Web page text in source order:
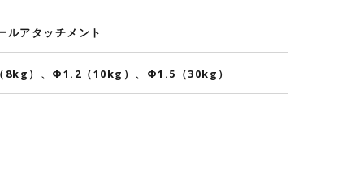
ルアタッチメント
8kg）、Φ1.2（10kg）、Φ1.5（30kg）